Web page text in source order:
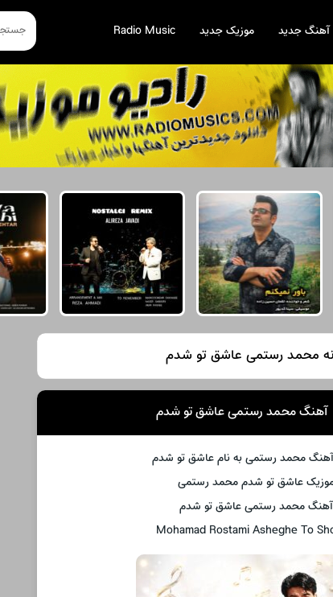
آهنگ جدید موزیک جدید Radio Music
محمد رستمی عاشق تو شدم
آهنگ محمد رستمی عاشق تو شدم
آهنگ محمد رستمی به نام عاشق تو شدم
عاشق تو شدم محمد رستمی
آهنگ محمد رستمی عاشق تو شدم
Mohamad Rostami Asheghe To